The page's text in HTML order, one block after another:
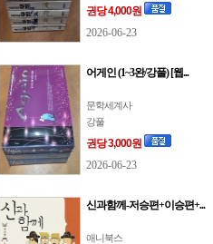
권당 4,000원
2026-06-23
어게인 (1~3완/강풀) [웹...
문학세계사
강풀
권당 3,000원
2026-06-23
신과함께-저승편+이승편+...
애니북스